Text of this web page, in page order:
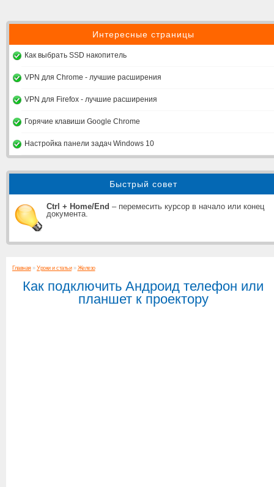
Интересные страницы
Как выбрать SSD накопитель
VPN для Chrome - лучшие расширения
VPN для Firefox - лучшие расширения
Горячие клавиши Google Chrome
Настройка панели задач Windows 10
Быстрый совет
Ctrl + Home/End – перемесить курсор в начало или конец
документа.
Главная» Уроки и статьи» Железо
Как подключить Андроид телефон или
планшет к проектору